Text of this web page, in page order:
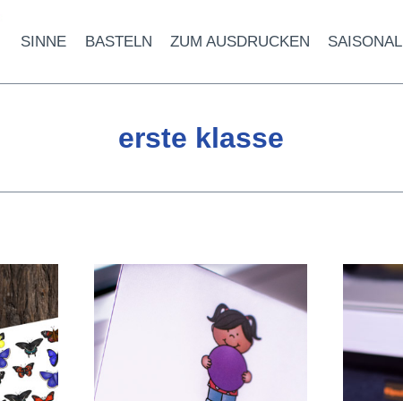
SINNE BASTELN ZUM AUSDRUCKEN SAISONAL
erste klasse